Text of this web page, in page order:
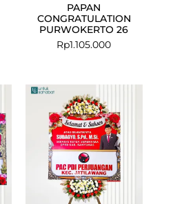
PAPAN
CONGRATULATION
PURWOKERTO 26
Rp1.105.000